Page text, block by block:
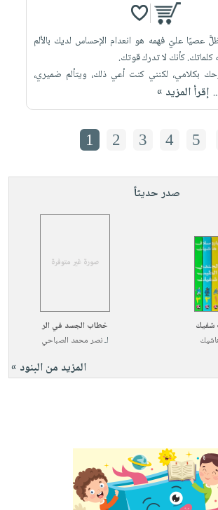
عصيًا عليّ فهمه هو انعدام الإحساس لديك بالألم
كلماتك. كأنك لا تدرك قوتك.
بكلامي، لكنني كنت أعي ذلك، ويتألم ضميري،
إقرأ المزيد »
1 2 3 4 5
صدر حديثاً
شفيك
خطاب الجسد في الر
لـنصر محمد الصباحي
المزيد من البنود »